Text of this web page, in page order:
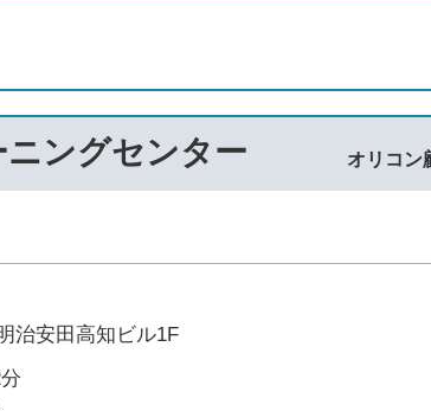
ングセンター オリコン
治安田高知ビル1F